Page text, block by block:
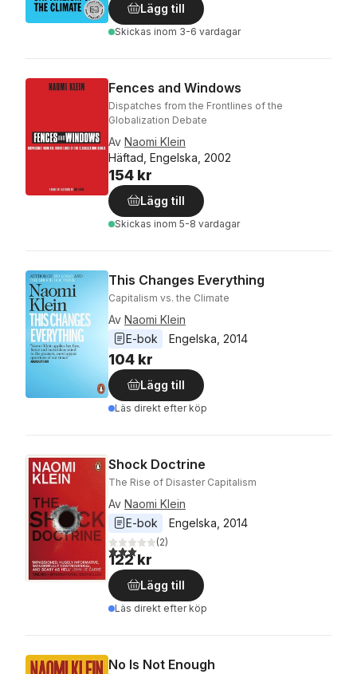
Lägg till
Skickas inom 3-6 vardagar
Fences and Windows
Dispatches from the Frontlines of the
Globalization Debate
Av Naomi Klein
Häftad, Engelska, 2002
154 kr
Lägg till
Skickas inom 5-8 vardagar
This Changes Everything
Capitalism vs. the Climate
Av Naomi Klein
E-bok
Engelska 2014
104 kr
Lägg till
Läs direkt efter köp
Shock Doctrine
The Rise of Disaster Capitalism
Av Naomi Klein
E-bok
Engelska 2014
3,0utav 5 stjärnor. Totalt antal röster:
(2)
122 kr
Lägg till
Läs direkt efter köp
No Is Not Enough